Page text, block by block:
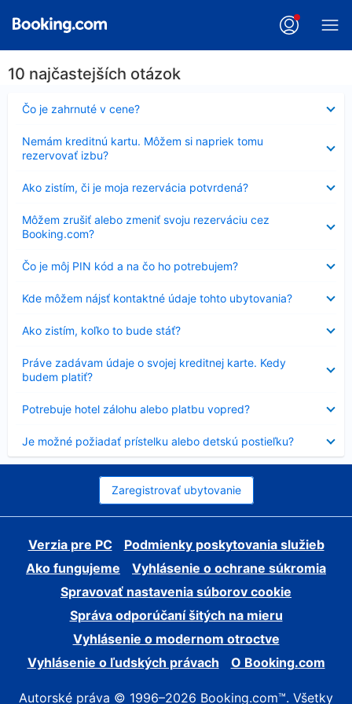
10 najčastejších otázok
Čo je zahrnuté v cene?
Nezobrazuje
sa
Nemám kreditnú kartu. Môžem si napriek tomu
rezervovať izbu?
sa
Ako zistím, či je moja rezervácia potvrdená?
sa
Môžem zrušiť alebo zmeniť svoju rezerváciu cez
Booking.com?
sa
Čo je môj PIN kód a na čo ho potrebujem?
Nezobrazuje
sa
Kde môžem nájsť kontaktné údaje tohto ubytovania?
sa
Ako zistím, koľko to bude stáť?
sa
Práve zadávam údaje o svojej kreditnej karte. Kedy
budem platiť?
sa
Potrebuje hotel zálohu alebo platbu vopred?
sa
Je možné požiadať prístelku alebo detskú postieľku?
sa
Zaregistrovať ubytovanie
Verzia pre PC
Podmienky poskytovania služieb
Ako fungujeme
Vyhlásenie o ochrane súkromia
Spravovať nastavenia súborov cookie
Správa odporúčaní šitých na mieru
Vyhlásenie o modernom otroctve
Vyhlásenie o ľudských právach
O Booking.com
Autorské práva © 1996–2026 Booking.com™. Všetky